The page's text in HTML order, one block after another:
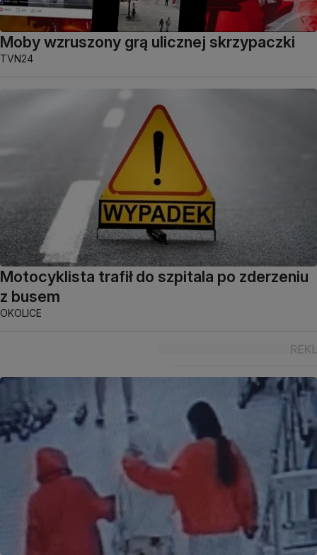
Moby wzruszony grą ulicznej skrzypaczki
TVN24
Motocyklista trafił do szpitala po zderzeniu
z busem
OKOLICE